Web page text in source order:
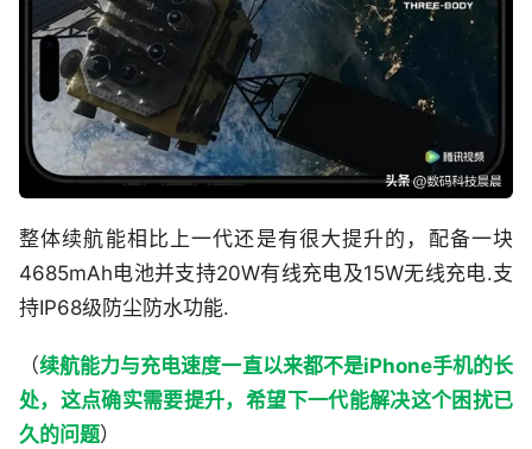
整体续航能相比上一代还是有很大提升的，配备一块
4685mAh电池并支持20W有线充电及15W无线充电.支
持IP68级防尘防水功能.
（续航能力与充电速度一直以来都不是iPhone手机的长
处，这点确实需要提升，希望下一代能解决这个困扰已
久的问题）